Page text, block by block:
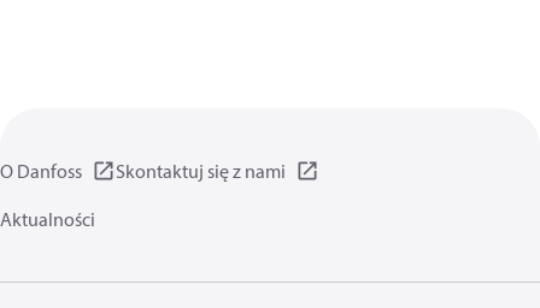
O Danfoss
Skontaktuj się z nami
Aktualności